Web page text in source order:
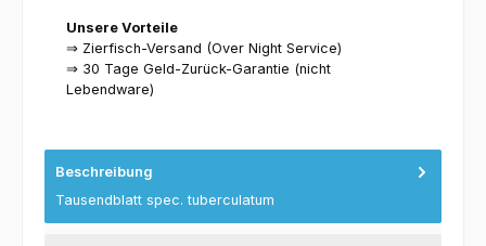
Unsere Vorteile
⇒ Zierfisch-Versand (Over Night Service)
⇒ 30 Tage Geld-Zurück-Garantie (nicht
Lebendware)
Beschreibung
Tausendblatt spec. tuberculatum